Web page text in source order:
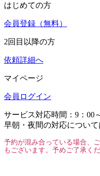
はじめての方
会員登録（無料）
2回目以降の方
依頼詳細へ
マイページ
会員ログイン
サービス対応時間：9：00
早朝・夜間の対応について
予約が混み合っている場合、
もございます。予めご了承くだ